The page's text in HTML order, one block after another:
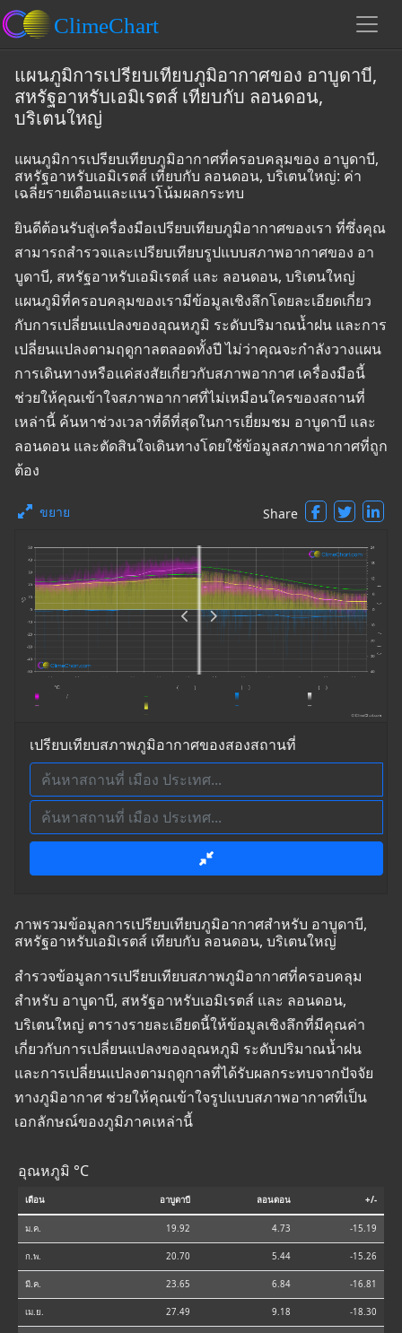
แผนภูมิการเปรียบเทียบภูมิอากาศของ อาบูดาบี,
สหรัฐอาหรับเอมิเรตส์ เทียบกับ ลอนดอน,
บริเตนใหญ่
แผนภูมิการเปรียบเทียบภูมิอากาศที่ครอบคลุมของ อาบูดาบี,
สหรัฐอาหรับเอมิเรตส์ เทียบกับ ลอนดอน, บริเตนใหญ่: ค่า
เฉลี่ยรายเดือนและแนวโน้มผลกระทบ
ยินดีต้อนรับสู่เครื่องมือเปรียบเทียบภูมิอากาศของเรา ที่ซึ่งคุณ
สามารถสำรวจและเปรียบเทียบรูปแบบสภาพอากาศของ อา
บูดาบี, สหรัฐอาหรับเอมิเรตส์ และ ลอนดอน, บริเตนใหญ่
แผนภูมิที่ครอบคลุมของเรามีข้อมูลเชิงลึกโดยละเอียดเกี่ยว
กับการเปลี่ยนแปลงของอุณหภูมิ ระดับปริมาณน้ำฝน และการ
เปลี่ยนแปลงตามฤดูกาลตลอดทั้งปี ไม่ว่าคุณจะกำลังวางแผน
การเดินทางหรือแค่สงสัยเกี่ยวกับสภาพอากาศ เครื่องมือนี้
ช่วยให้คุณเข้าใจสภาพอากาศที่ไม่เหมือนใครของสถานที่
เหล่านี้ ค้นหาช่วงเวลาที่ดีที่สุดในการเยี่ยมชม อาบูดาบี และ
ลอนดอน และตัดสินใจเดินทางโดยใช้ข้อมูลสภาพอากาศที่ถูก
ต้อง
ขยาย Share
เปรียบเทียบสภาพภูมิอากาศของสองสถานที่
ภาพรวมข้อมูลการเปรียบเทียบภูมิอากาศสำหรับ อาบูดาบี,
สหรัฐอาหรับเอมิเรตส์ เทียบกับ ลอนดอน, บริเตนใหญ่
สำรวจข้อมูลการเปรียบเทียบสภาพภูมิอากาศที่ครอบคลุม
สำหรับ อาบูดาบี, สหรัฐอาหรับเอมิเรตส์ และ ลอนดอน,
บริเตนใหญ่ ตารางรายละเอียดนี้ให้ข้อมูลเชิงลึกที่มีคุณค่า
เกี่ยวกับการเปลี่ยนแปลงของอุณหภูมิ ระดับปริมาณน้ำฝน
และการเปลี่ยนแปลงตามฤดูกาลที่ได้รับผลกระทบจากปัจจัย
ทางภูมิอากาศ ช่วยให้คุณเข้าใจรูปแบบสภาพอากาศที่เป็น
เอกลักษณ์ของภูมิภาคเหล่านี้
อุณหภูมิ °C
เดือน อาบูดาบี ลอนดอน +/-
ม.ค. 19.92 4.73 -15.19
ก.พ. 20.70 5.44 -15.26
มี.ค. 23.65 6.84 -16.81
เม.ย. 27.49 9.18 -18.30